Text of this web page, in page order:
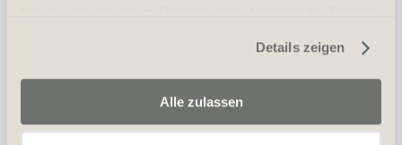
Details zeigen
Alle zulassen